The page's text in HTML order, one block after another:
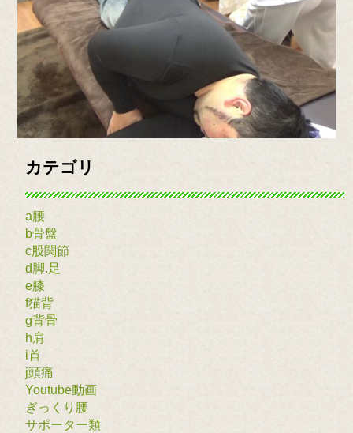
カテゴリ
a腰
b骨盤
c股関節
d脚.足
e膝
f猫背
g背骨
h肩
i首
j頭痛
Youtube動画
ぎっくり腰
サポーター類